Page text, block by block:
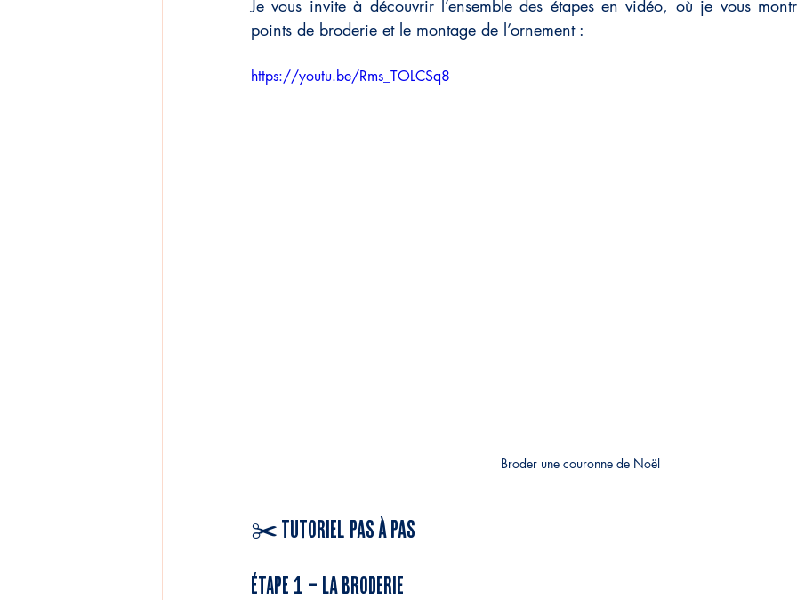
Je vous invite à découvrir l’ensemble des étapes en vidéo, où je vous
points de broderie et le montage de l’ornement :
https://youtu.be/Rms_TOLCSq8
Broder une couronne de Noël
✂️ Tutoriel pas à pas
ÉTAPE 1 – La broderie